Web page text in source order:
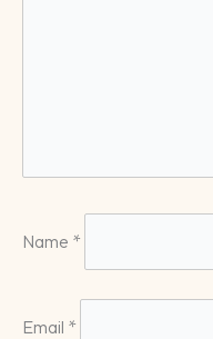
Name *
Email *